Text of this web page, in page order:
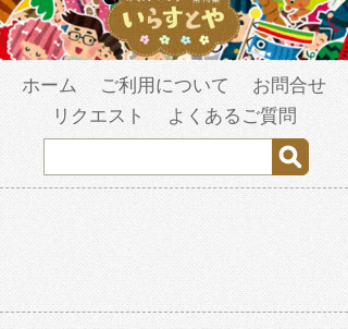
ホーム ご利用について
お問合せ
リクエスト
よくあるご質問